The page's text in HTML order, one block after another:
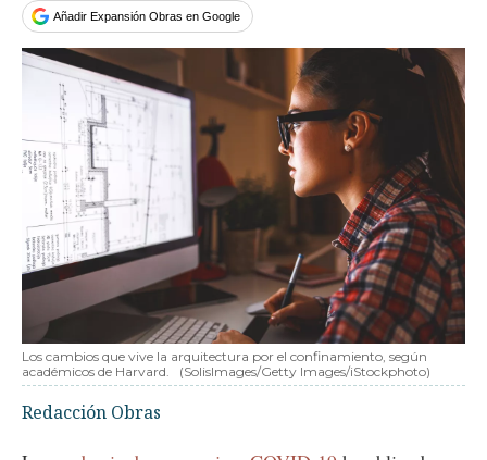
Añadir Expansión Obras en Google
Los cambios que vive la arquitectura por el confinamiento, según
académicos de Harvard.
(SolisImages/Getty Images/iStockphoto)
Redacción Obras